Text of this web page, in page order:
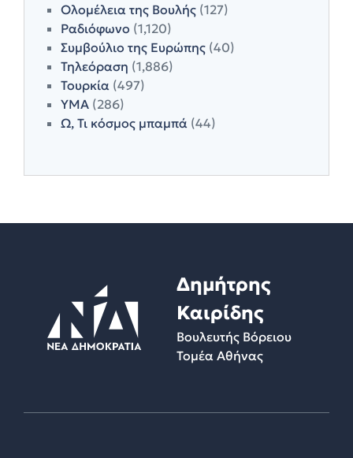
Ολομέλεια της Βουλής (127)
Ραδιόφωνο (1,120)
Συμβούλιο της Ευρώπης (40)
Τηλεόραση (1,886)
Τουρκία (497)
ΥΜΑ (286)
Ω, Τι κόσμος μπαμπά (44)
Δημήτρης
Καιρίδης
Βουλευτής Βόρειου
Τομέα Αθήνας